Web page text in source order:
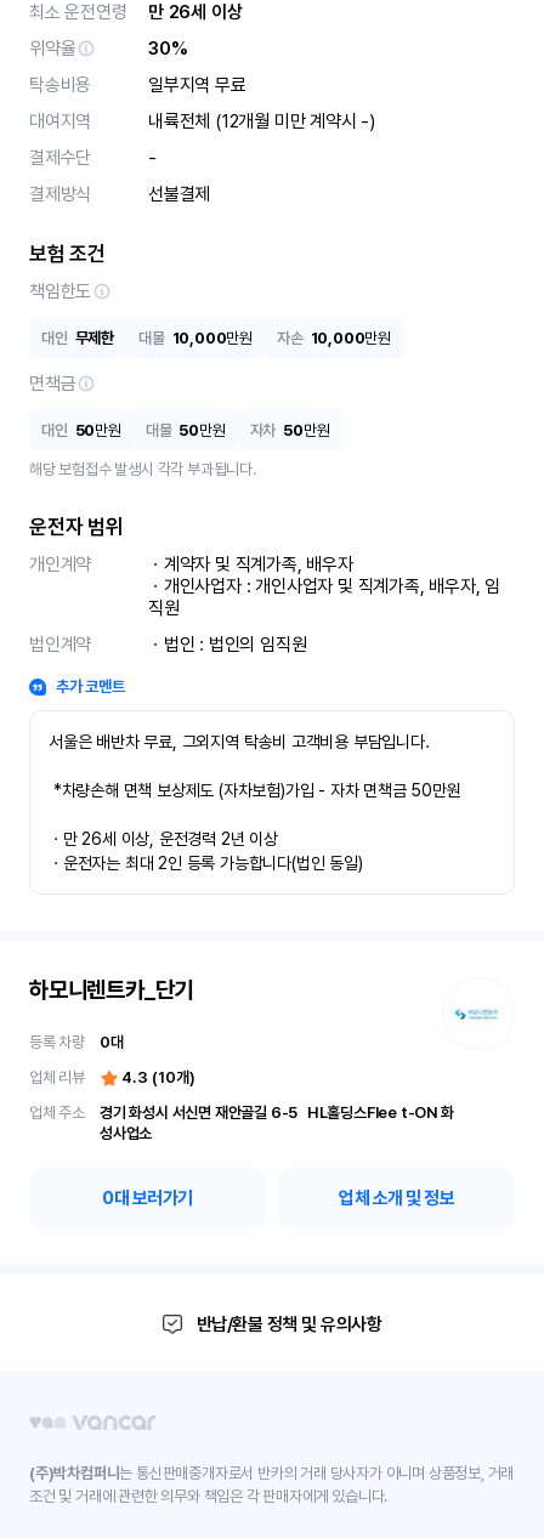
최소 운전연령
만 26세 이상
위약율
30%
탁송비용
일부지역 무료
대여지역
내륙전체 (12개월 미만 계약시 -)
결제수단
-
결제방식
선불결제
보험 조건
책임한도
대인 무제한 대물 10,000만원 자손 10,000만원
면책금
대인 50만원 대물 50만원 자차 50만원
해당 보험접수 발생시 각각 부과됩니다.
운전자 범위
개인계약
ㆍ계약자 및 직계가족, 배우자
ㆍ개인사업자 : 개인사업자 및 직계가족, 배우자, 임
직원
법인계약
ㆍ법인 : 법인의 임직원
추가 코멘트
서울은 배반차 무료, 그외지역 탁송비 고객비용 부담입니다.
ㆍ만 26세 이상, 운전경력 2년 이상
ㆍ운전자는 최대 2인 등록 가능합니다(법인 동일)
하모니렌트카_단기
등록 차량 0대
업체 리뷰
4.3 (10개)
업체 주소
경기 화성시 서신면 재안골길 6-5	 HL홀딩스Flee t-ON 화
성사업소
0대 보러가기 업체 소개 및 정보
반납/환불 정책 및 유의사항
(주)박차컴퍼니는 통신판매중개자로서 반카의 거래 당사자가 아니며 상품정보, 거래
조건 및 거래에 관련한 의무와 책임은 각 판매자에게 있습니다.